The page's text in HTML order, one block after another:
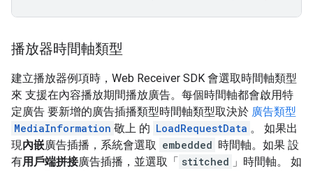
播放器時間軸類型
建立播放器例項時，Web Receiver SDK 會選取時間軸類型
來 支援在內容播放期間播放廣告。每個時間軸都會啟用特
定廣告 要新增的廣告插播類型時間軸類型取決於 廣告類型
MediaInformation 敬上 的 LoadRequestData 。 如果出
現內嵌廣告插播，系統會選取 embedded 時間軸。如果 設
有用戶端拼接廣告插播，並選取「 stitched 」時間軸。 如